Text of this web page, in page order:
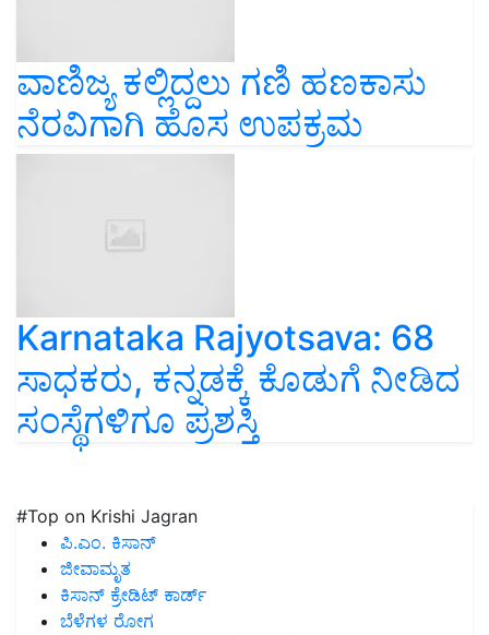
ವಾಣಿಜ್ಯ ಕಲ್ಲಿದ್ದಲು ಗಣಿ ಹಣಕಾಸು
ನೆರವಿಗಾಗಿ ಹೊಸ ಉಪಕ್ರಮ
Karnataka Rajyotsava: 68
ಸಾಧಕರು, ಕನ್ನಡಕ್ಕೆ ಕೊಡುಗೆ ನೀಡಿದ
ಸಂಸ್ಥೆಗಳಿಗೂ ಪ್ರಶಸ್ತಿ
#Top on Krishi Jagran
ಪಿ.ಎಂ. ಕಿಸಾನ್
ಜೀವಾಮೃತ
ಕಿಸಾನ್ ಕ್ರೇಡಿಟ್ ಕಾರ್ಡ್
ಬೆಳೆಗಳ ರೋಗ